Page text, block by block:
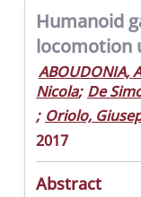
Humanoid
locomotion
ABOUDONIA,
Nicola; De
; Oriolo,
2017
Abstract